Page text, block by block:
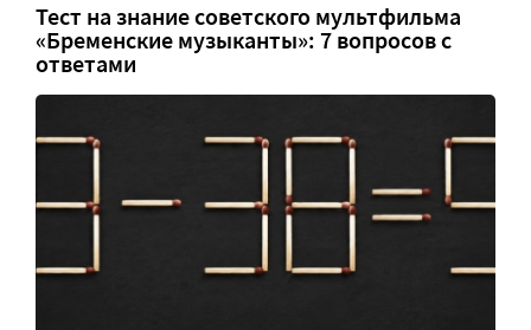
Тест на знание советского мультфильма
«Бременские музыканты»: 7 вопросов с
ответами